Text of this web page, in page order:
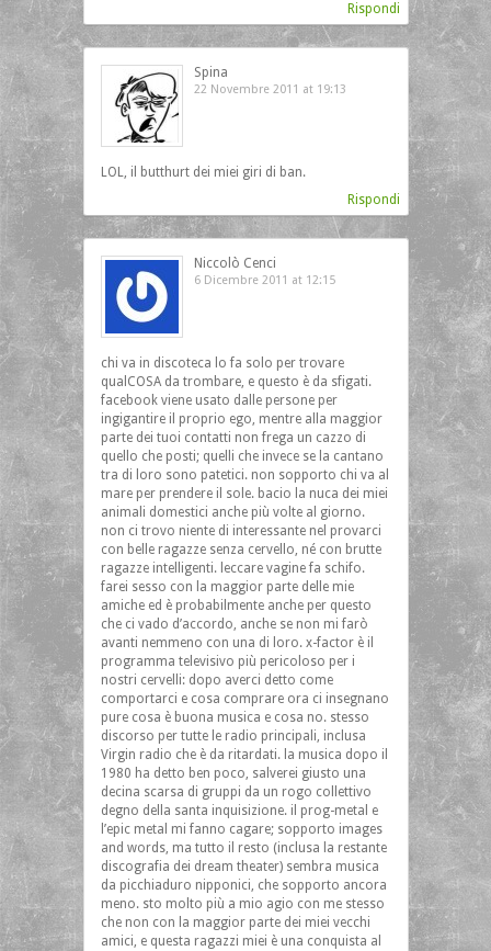
Rispondi
Spina
22 Novembre 2011 at 19:13
LOL, il butthurt dei miei giri di ban.
Rispondi
Niccolò Cenci
6 Dicembre 2011 at 12:15
chi va in discoteca lo fa solo per trovare
qualCOSA da trombare, e questo è da sfigati.
facebook viene usato dalle persone per
ingigantire il proprio ego, mentre alla maggior
parte dei tuoi contatti non frega un cazzo di
quello che posti; quelli che invece se la cantano
tra di loro sono patetici. non sopporto chi va al
mare per prendere il sole. bacio la nuca dei miei
animali domestici anche più volte al giorno.
non ci trovo niente di interessante nel provarci
con belle ragazze senza cervello, né con brutte
ragazze intelligenti. leccare vagine fa schifo.
farei sesso con la maggior parte delle mie
amiche ed è probabilmente anche per questo
che ci vado d’accordo, anche se non mi farò
avanti nemmeno con una di loro. x-factor è il
programma televisivo più pericoloso per i
nostri cervelli: dopo averci detto come
comportarci e cosa comprare ora ci insegnano
pure cosa è buona musica e cosa no. stesso
discorso per tutte le radio principali, inclusa
Virgin radio che è da ritardati. la musica dopo il
1980 ha detto ben poco, salverei giusto una
decina scarsa di gruppi da un rogo collettivo
degno della santa inquisizione. il prog-metal e
l’epic metal mi fanno cagare; sopporto images
and words, ma tutto il resto (inclusa la restante
discografia dei dream theater) sembra musica
da picchiaduro nipponici, che sopporto ancora
meno. sto molto più a mio agio con me stesso
che non con la maggior parte dei miei vecchi
amici, e questa ragazzi miei è una conquista al